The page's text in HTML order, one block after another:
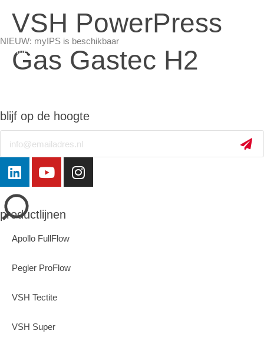
NIEUW: myIPS is beschikbaar
meer info
sluiten
VSH PowerPress
Gas Gastec H2
blijf op de hoogte
productlijnen
Apollo FullFlow
Pegler ProFlow
VSH Tectite
VSH Super